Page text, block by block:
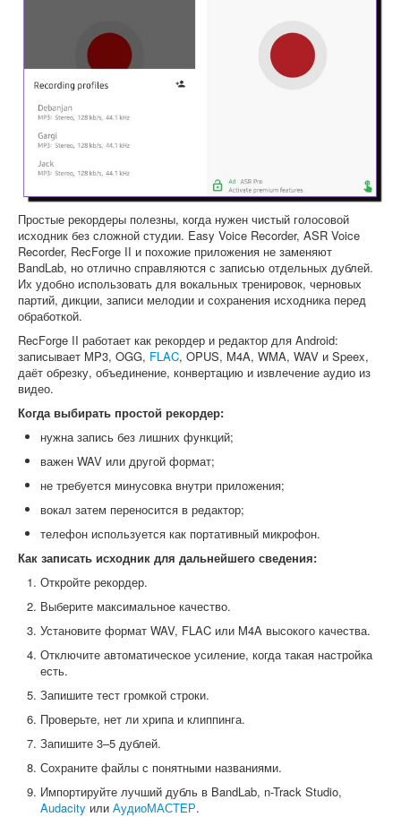
Простые рекордеры полезны, когда нужен чистый голосовой
исходник без сложной студии. Easy Voice Recorder, ASR Voice
Recorder, RecForge II и похожие приложения не заменяют
BandLab, но отлично справляются с записью отдельных дублей.
Их удобно использовать для вокальных тренировок, черновых
партий, дикции, записи мелодии и сохранения исходника перед
обработкой.
RecForge II работает как рекордер и редактор для Android:
записывает MP3, OGG, FLAC, OPUS, M4A, WMA, WAV и Speex,
даёт обрезку, объединение, конвертацию и извлечение аудио из
видео.
Когда выбирать простой рекордер:
нужна запись без лишних функций;
важен WAV или другой формат;
не требуется минусовка внутри приложения;
вокал затем переносится в редактор;
телефон используется как портативный микрофон.
Как записать исходник для дальнейшего сведения:
Откройте рекордер.
Выберите максимальное качество.
Установите формат WAV, FLAC или M4A высокого качества.
Отключите автоматическое усиление, когда такая настройка
есть.
Запишите тест громкой строки.
Проверьте, нет ли хрипа и клиппинга.
Запишите 3–5 дублей.
Сохраните файлы с понятными названиями.
Импортируйте лучший дубль в BandLab, n-Track Studio,
Audacity или АудиоМАСТЕР.